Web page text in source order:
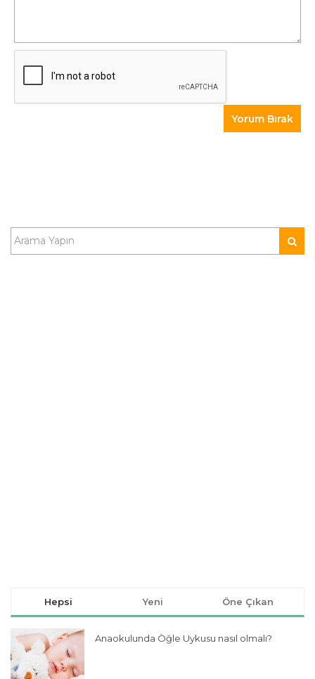
Hepsi Yeni Öne Çıkan
Anaokulunda Öğle Uykusu nasıl olmalı?